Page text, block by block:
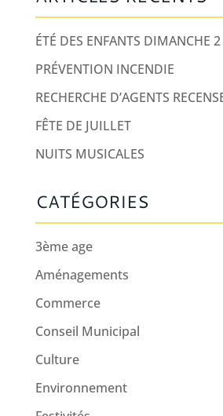
ÉTÉ DES ENFANTS DIMANCHE
PRÉVENTION INCENDIE
RECHERCHE D’AGENTS
FÊTE DE JUILLET
NUITS MUSICALES
CATÉGORIES
3ème age
Aménagements
Commerce
Conseil Municipal
Culture
Environnement